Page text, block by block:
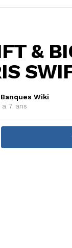
&
Banques Wiki
a 7 ans